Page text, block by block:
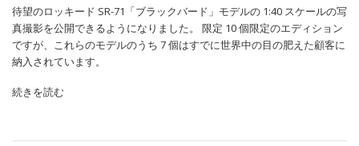
待望のロッキード SR-71「ブラックバード」モデルの 1:40 スケールの写
真撮影を公開できるようになりました。 限定 10 個限定のエディション
ですが、これらのモデルのうち 7 個はすでに世界中の目の肥えた顧客に
納入されています。
続きを読む